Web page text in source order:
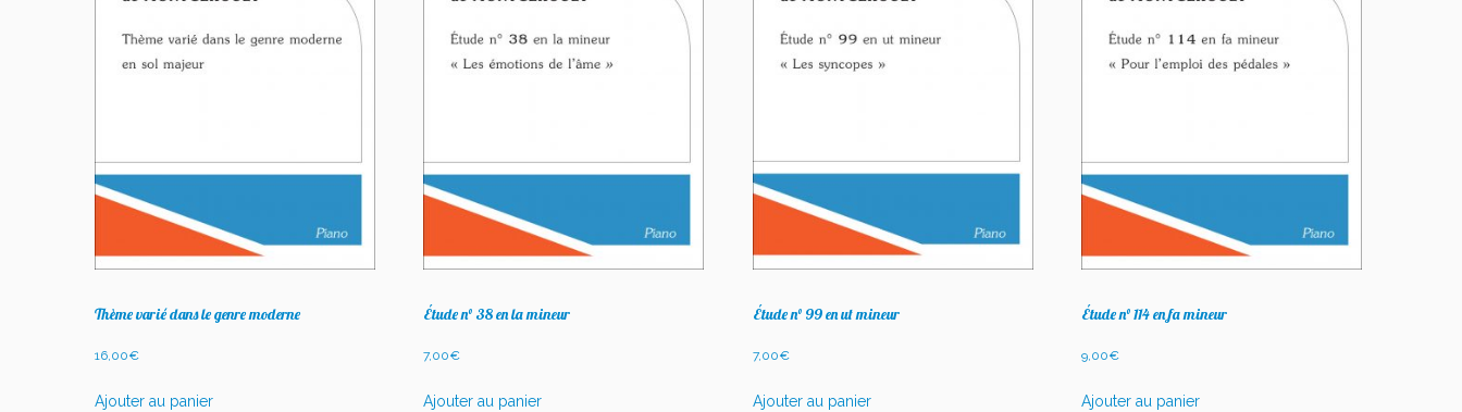
Thème varié dans le genre moderne
16,00€
Ajouter au panier
Étude n° 38 en la mineur
7,00€
Ajouter au panier
Étude n° 99 en ut mineur
7,00€
Ajouter au panier
Étude n° 114 en fa mineur
9,00€
Ajouter au panier